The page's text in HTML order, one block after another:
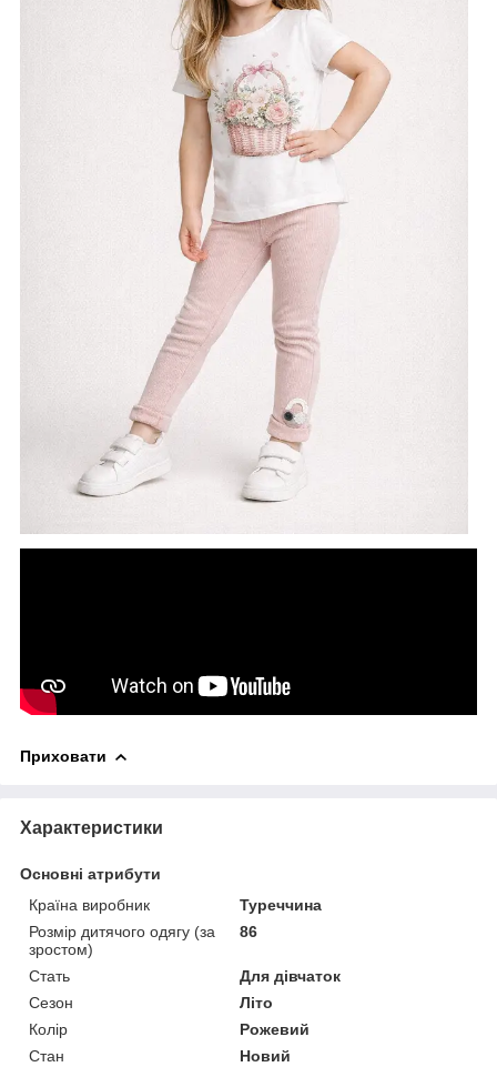
Приховати
Характеристики
Основні атрибути
Країна виробник
Туреччина
Розмір дитячого одягу (за
зростом)
86
Стать
Для дівчаток
Сезон
Літо
Колір
Рожевий
Стан
Новий